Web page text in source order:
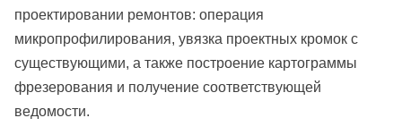
проектировании ремонтов: операция
микропрофилирования, увязка проектных кромок с
существующими, а также построение картограммы
фрезерования и получение соответствующей
ведомости.